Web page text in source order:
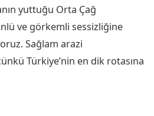
yuttuğu Orta Çağ
ve görkemli sessizliğine
Sağlam arazi
Türkiye’nin en dik rotasına